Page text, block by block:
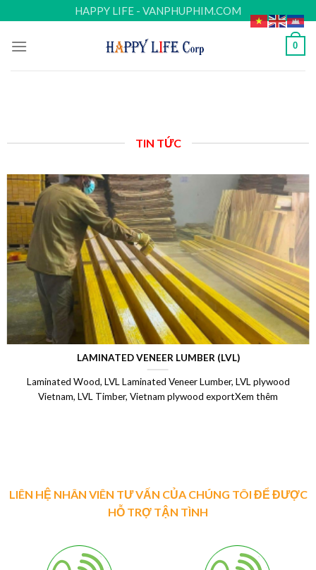
to
content
HAPPY LIFE - VANPHUPHIM.COM
0
TIN TỨC
LAMINATED VENEER LUMBER (LVL)
Laminated Wood, LVL Laminated Veneer Lumber, LVL plywood
Vietnam, LVL Timber, Vietnam plywood exportXem thêm
LIÊN HỆ NHÂN VIÊN TƯ VẤN CỦA CHÚNG TÔI ĐỂ ĐƯỢC
HỖ TRỢ TẬN TÌNH